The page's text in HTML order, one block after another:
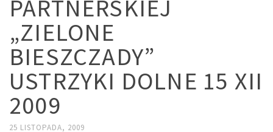
PARTNERSKIEJ
„ZIELONE
BIESZCZADY”
USTRZYKI DOLNE 15 XII
2009
25 LISTOPADA, 2009